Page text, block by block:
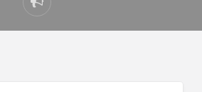
Report
problem